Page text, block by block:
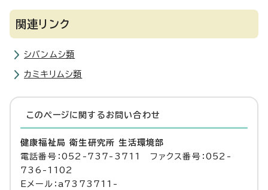
関連リンク
シバンムシ類
カミキリムシ類
このページに関する お問い合わせ
健康福祉局 衛生研究所 生活環境部
電話番号：052-737-3711 ファクス番号：052-
736-1102
Eメール：a7373711-